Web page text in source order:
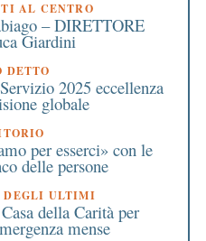
AL CENTRO
– DIRETTORE
Giardini
DETTO
2025 eccellenza
globale
per esserci» con le
delle persone
DEGLI ULTIMI
della Carità per
mense